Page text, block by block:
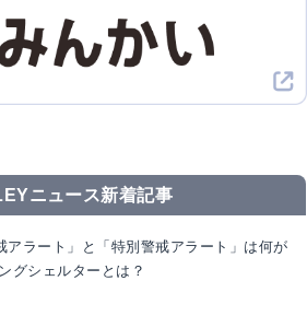
ニュース新着記事
アラート」と「特別警戒アラート」は何が
グシェルターとは？